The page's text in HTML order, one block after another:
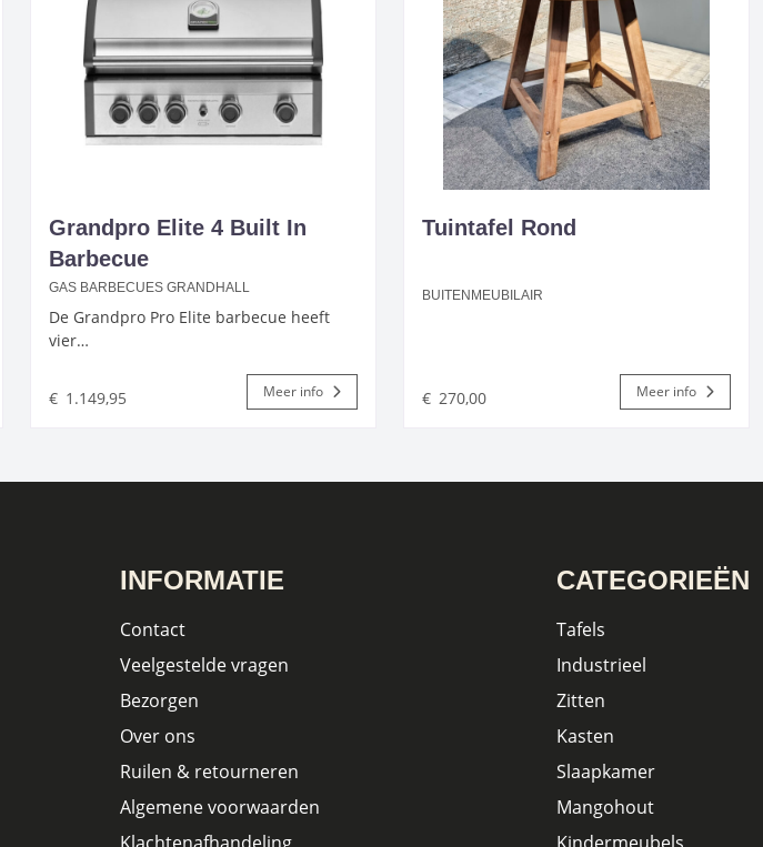
Grandpro Elite 4 Built In
Barbecue
GAS BARBECUES GRANDHALL
De Grandpro Pro Elite barbecue heeft
vier…
€ 1.149,95 Meer info
Tuintafel Rond
BUITENMEUBILAIR
€ 270,00 Meer info
INFORMATIE
Contact
Veelgestelde vragen
Bezorgen
Over ons
Ruilen & retourneren
Algemene voorwaarden
CATEGORIEËN
Tafels
Industrieel
Zitten
Kasten
Slaapkamer
Mangohout